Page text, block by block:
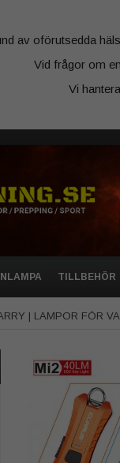
av oförutsedda
Vid frågor om
Vi
TILLBEHÖR
| LAMPOR FÖR